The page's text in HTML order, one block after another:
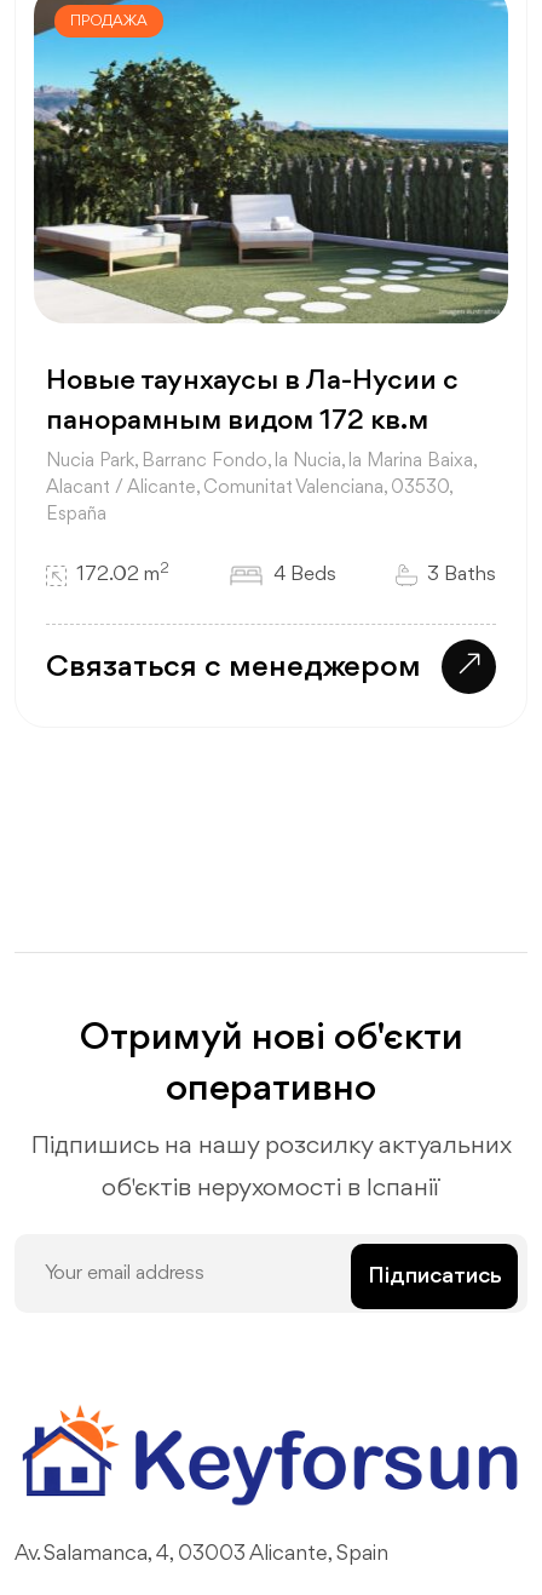
ПРОДАЖА
Новые таунхаусы в Ла-Нусии с
панорамным видом 172 кв.м
Nucia Park, Barranc Fondo, la Nucia, la Marina Baixa,
Alacant / Alicante, Comunitat Valenciana, 03530,
España
172.02 m2 4 Beds 3 Baths
Связаться с менеджером
Отримуй нові об'єкти
оперативно
Підпишись на нашу розсилку актуальних
об'єктів нерухомості в Іспанії
Підписатись
Av. Salamanca, 4, 03003 Alicante, Spain